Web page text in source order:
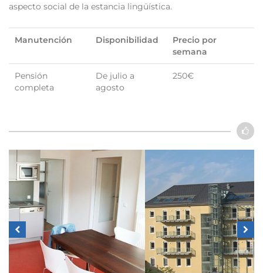
aspecto social de la estancia lingüística.
Manutención Disponibilidad
Precio por
semana
Pensión
completa
De julio a
agosto
250€